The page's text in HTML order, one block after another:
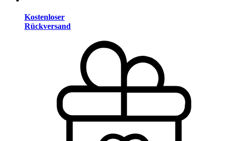
Kostenloser
Rückversand